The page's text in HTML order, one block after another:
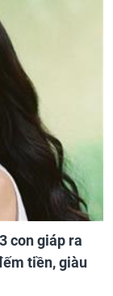
con giáp ra
tiền, giàu